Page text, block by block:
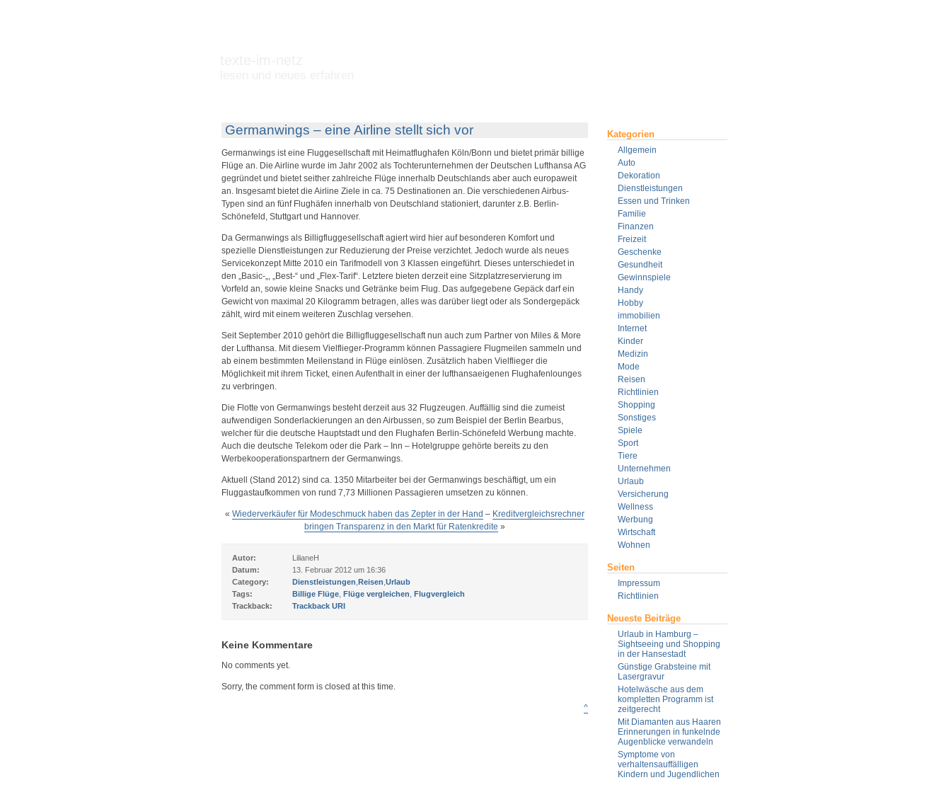
Kategorien
Allgemein
Auto
Dekoration
Dienstleistungen
Essen und Trinken
Familie
Finanzen
Freizeit
Geschenke
Gesundheit
Gewinnspiele
Handy
Hobby
immobilien
Internet
Kinder
Medizin
Mode
Reisen
Richtlinien
Shopping
Sonstiges
Spiele
Sport
Tiere
Unternehmen
Urlaub
Versicherung
Wellness
Werbung
Wirtschaft
Wohnen
Seiten
Impressum
Richtlinien
Neueste Beiträge
Urlaub in Hamburg –
Sightseeing und Shopping
in der Hansestadt
Günstige Grabsteine mit
Lasergravur
Hotelwäsche aus dem
kompletten Programm ist
zeitgerecht
Mit Diamanten aus Haaren
Erinnerungen in funkelnde
Augenblicke verwandeln
Symptome von
verhaltensauffälligen
Kindern und Jugendlichen
Germanwings – eine Airline stellt sich vor
Germanwings ist eine Fluggesellschaft mit Heimatflughafen Köln/Bonn und bietet primär billige
Flüge an. Die Airline wurde im Jahr 2002 als Tochterunternehmen der Deutschen Lufthansa AG
gegründet und bietet seither zahlreiche Flüge innerhalb Deutschlands aber auch europaweit
an. Insgesamt bietet die Airline Ziele in ca. 75 Destinationen an. Die verschiedenen Airbus-
Typen sind an fünf Flughäfen innerhalb von Deutschland stationiert, darunter z.B. Berlin-
Schönefeld, Stuttgart und Hannover.
Da Germanwings als Billigfluggesellschaft agiert wird hier auf besonderen Komfort und
spezielle Dienstleistungen zur Reduzierung der Preise verzichtet. Jedoch wurde als neues
Servicekonzept Mitte 2010 ein Tarifmodell von 3 Klassen eingeführt. Dieses unterschiedet in
den „Basic-„, „Best-“ und „Flex-Tarif“. Letztere bieten derzeit eine Sitzplatzreservierung im
Vorfeld an, sowie kleine Snacks und Getränke beim Flug. Das aufgegebene Gepäck darf ein
Gewicht von maximal 20 Kilogramm betragen, alles was darüber liegt oder als Sondergepäck
zählt, wird mit einem weiteren Zuschlag versehen.
Seit September 2010 gehört die Billigfluggesellschaft nun auch zum Partner von Miles & More
der Lufthansa. Mit diesem Vielflieger-Programm können Passagiere Flugmeilen sammeln und
ab einem bestimmten Meilenstand in Flüge einlösen. Zusätzlich haben Vielflieger die
Möglichkeit mit ihrem Ticket, einen Aufenthalt in einer der lufthansaeigenen Flughafenlounges
zu verbringen.
Die Flotte von Germanwings besteht derzeit aus 32 Flugzeugen. Auffällig sind die zumeist
aufwendigen Sonderlackierungen an den Airbussen, so zum Beispiel der Berlin Bearbus,
welcher für die deutsche Hauptstadt und den Flughafen Berlin-Schönefeld Werbung machte.
Auch die deutsche Telekom oder die Park – Inn – Hotelgruppe gehörte bereits zu den
Werbekooperationspartnern der Germanwings.
Aktuell (Stand 2012) sind ca. 1350 Mitarbeiter bei der Germanwings beschäftigt, um ein
Fluggastaufkommen von rund 7,73 Millionen Passagieren umsetzen zu können.
« Wiederverkäufer für Modeschmuck haben das Zepter in der Hand – Kreditvergleichsrechner
bringen Transparenz in den Markt für Ratenkredite »
Autor:
LilianeH
Datum:
13. Februar 2012 um 16:36
Category:
Dienstleistungen Reisen Urlaub
Tags:
Billige Flüge, Flüge vergleichen Flugvergleich
Trackback:
Trackback URI
Keine Kommentare
No comments yet.
Sorry, the comment form is closed at this time.
^